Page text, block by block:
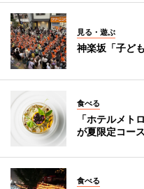
見る・遊ぶ
神楽坂「子ど
食べる
「ホテルメト
が夏限定コー
食べる